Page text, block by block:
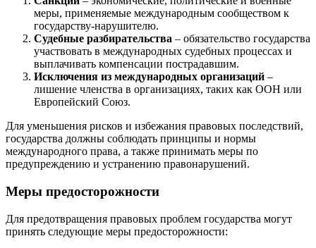
меры, применяемые международным сообществом к
государству-нарушителю.
Судебные разбирательства – обязательство государства
участвовать в международных судебных процессах и
выплачивать компенсации пострадавшим.
Исключения из международных организаций –
лишение членства в организациях, таких как ООН или
Европейский Союз.
Для уменьшения рисков и избежания правовых последствий,
государства должны соблюдать принципы и нормы
международного права, а также принимать меры по
предупреждению и устранению правонарушений.
Меры предосторожности
Для предотвращения правовых проблем государства могут
принять следующие меры предосторожности: